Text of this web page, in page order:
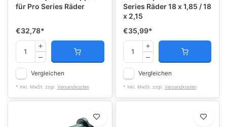
für Pro Series Räder
€32,78*
Vergleichen
* Inkl. MwSt. zzgl. Versandkosten
Series Räder 18 x 1,85 / 18
x 2,15
€35,99*
Vergleichen
* Inkl. MwSt. zzgl. Versandkosten